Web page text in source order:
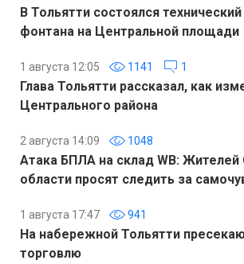
В Тольятти состоялся технический
фонтана на Центральной площади
1 августа 12:05 1141 1
Глава Тольятти рассказал, как
Центрального района
2 августа 14:09 1048
Атака БПЛА на склад WB: Жителей
области просят следить за
1 августа 17:47 941
На набережной Тольятти
торговлю